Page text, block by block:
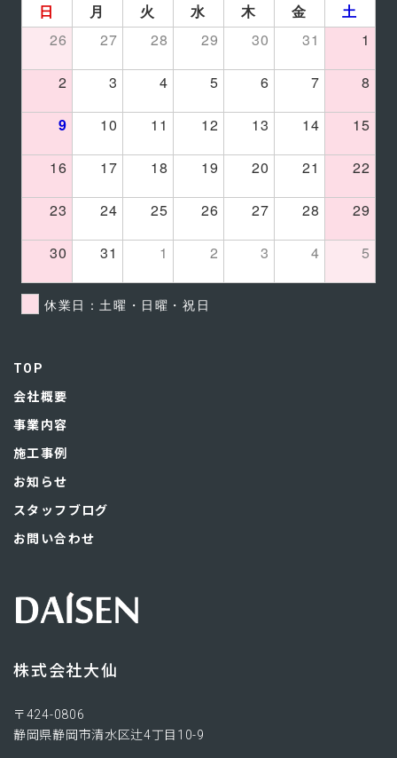
株式会社大仙
〒424-0806​
静岡県静岡市清水区辻4丁目10-9
TOP
会社概要
事業内容
施工事例
お知らせ
スタッフブログ
お問い合わせ
日 月 火 水 木 金
土
26
27 28 29 30 31 1
2 3 4 5 6 7 8
9 10 11 12 13 14 15
16 17 18 19 20 21 22
23 24 25 26 27 28 29
30 31 1 2 3 4 5
休業日：土曜・日曜・祝日